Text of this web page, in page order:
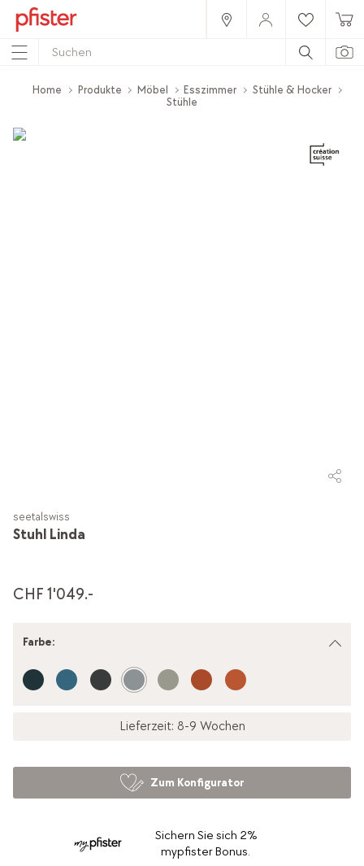
Home Produkte Möbel Esszimmer
Stühle & Hocker
Stühle
Stuhl Linda
seetalswiss
CHF 1'049.-
Farbe:
Lieferzeit: 8-9 Wochen
Sichern Sie sich 2%
mypfister Bonus.
Zum Konfigurator